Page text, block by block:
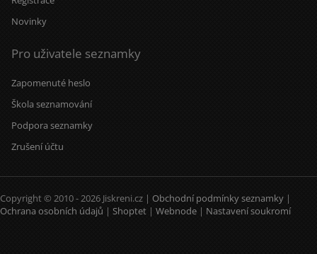
Novinky
Pro uživatele seznamky
Zapomenuté heslo
Škola seznamování
Podpora seznamky
Zrušení účtu
Copyright © 2010 - 2026 Jiskreni.cz | Obchodní podmínky seznamky |
Ochrana osobních údajů | Shoptet | Webnode | Nastavení soukromí